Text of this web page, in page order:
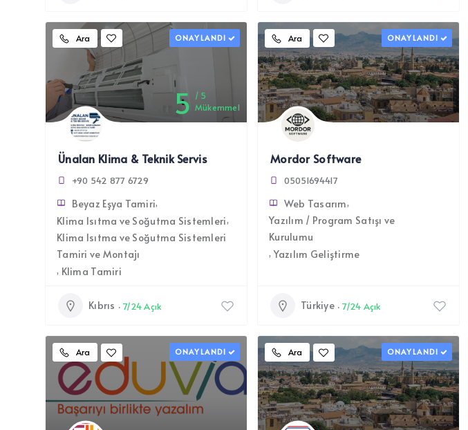
Ara
5
5
Mükemmel
ONAYLANDI
Ünalan Klima & Teknik Servis
+90 542 877 6729
Beyaz Eşya Tamiri
Klima Isıtma ve Soğutma Sistemleri
Klima Isıtma ve Soğutma Sistemleri
Tamiri ve Montajı
Klima Tamiri
Kıbrıs 7/24 Açık
Ara ONAYLANDI
Mordor Software
05051694417
Web Tasarım
Yazılım / Program Satışı ve
Kurulumu
Yazılım Geliştirme
Türkiye 7/24 Açık
Ara ONAYLANDI Ara ONAYLANDI